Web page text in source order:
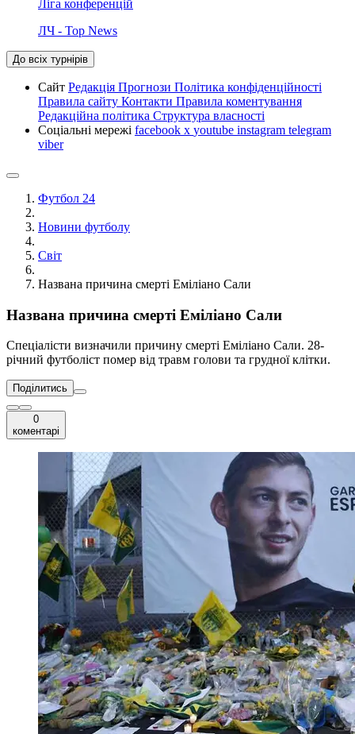
Ліга конференцій
ЛЧ - Top News
До всіх турнірів
Сайт Редакція Прогнози Політика конфіденційності
Правила сайту Контакти Правила коментування
Редакційна політика Структура власності
Соціальні мережі facebook x youtube instagram telegram
viber
Футбол 24
Новини футболу
Світ
Названа причина смерті Еміліано Сали
Названа причина смерті Еміліано Сали
Спеціалісти визначили причину смерті Еміліано Сали. 28-
річний футболіст помер від травм голови та грудної клітки.
Поділитись
0
коментарі